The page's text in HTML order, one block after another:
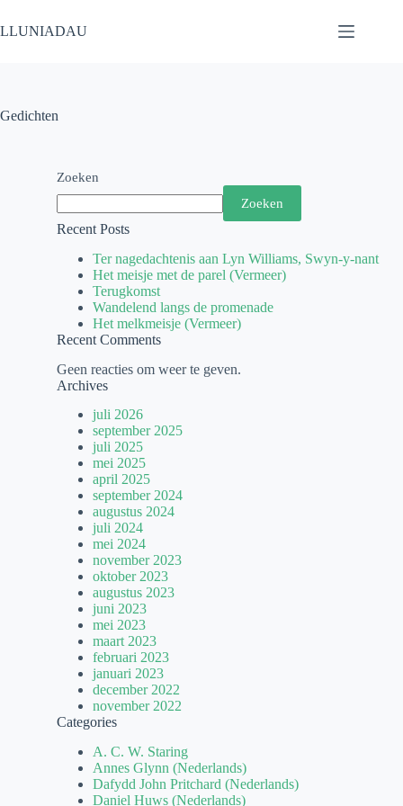
LLUNIADAU
Gedichten
Zoeken
Zoeken
Recent Posts
Ter nagedachtenis aan Lyn Williams, Swyn-y-nant
Het meisje met de parel (Vermeer)
Terugkomst
Wandelend langs de promenade
Het melkmeisje (Vermeer)
Recent Comments
Geen reacties om weer te geven.
Archives
juli 2026
september 2025
juli 2025
mei 2025
april 2025
september 2024
augustus 2024
juli 2024
mei 2024
november 2023
oktober 2023
augustus 2023
juni 2023
mei 2023
maart 2023
februari 2023
januari 2023
december 2022
november 2022
Categories
A. C. W. Staring
Annes Glynn (Nederlands)
Dafydd John Pritchard (Nederlands)
Daniel Huws (Nederlands)